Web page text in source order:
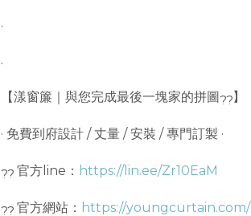
.
.
【漾窗簾｜與您完成最後一塊家的拼圖 】
· 免費到府設計 / 丈量 / 安裝 / 專門訂製 ·
官方line： https://lin.ee/Zr10EaM
官方網站： https://youngcurtain.com/